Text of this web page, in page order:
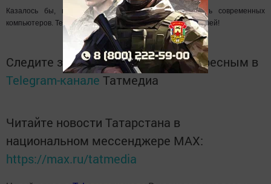
Казалось бы, клавиатура - это самая простая часть современных
компьютеров. Тем не менее здесь всё продумано до мелочей!
Следите за самым важным и интересным в
Telegram-канале Татмедиа
Читайте новости Татарстана в
национальном мессенджере MАХ:
https://max.ru/tatmedia